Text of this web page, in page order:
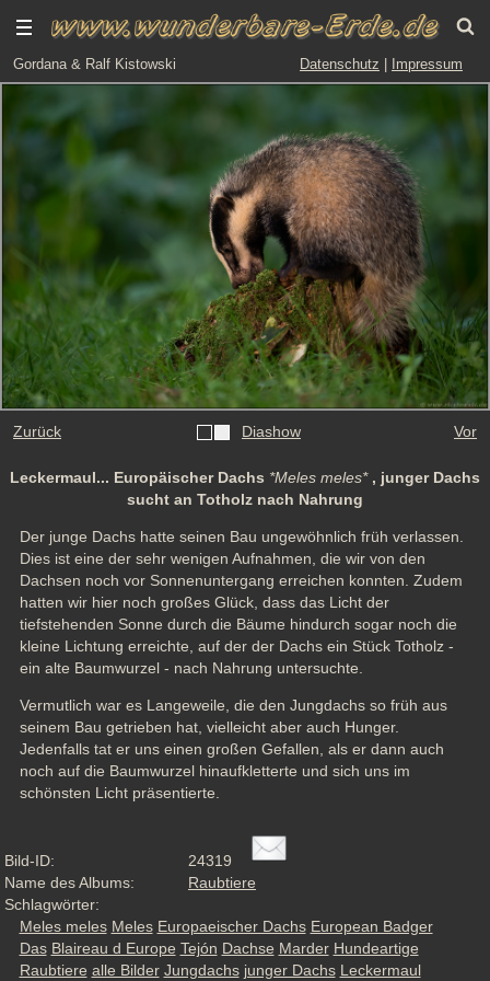
Gordana & Ralf Kistowski Datenschutz Impressum
Zurück Diashow Vor
Leckermaul... Europäischer Dachs *Meles meles*, junger Dachs
sucht an Totholz nach Nahrung
Der junge Dachs hatte seinen Bau ungewöhnlich früh verlassen.
Dies ist eine der sehr wenigen Aufnahmen, die wir von den
Dachsen noch vor Sonnenuntergang erreichen konnten. Zudem
hatten wir hier noch großes Glück, dass das Licht der
tiefstehenden Sonne durch die Bäume hindurch sogar noch die
kleine Lichtung erreichte, auf der der Dachs ein Stück Totholz -
ein alte Baumwurzel - nach Nahrung untersuchte.
Vermutlich war es Langeweile, die den Jungdachs so früh aus
seinem Bau getrieben hat, vielleicht aber auch Hunger.
Jedenfalls tat er uns einen großen Gefallen, als er dann auch
noch auf die Baumwurzel hinaufkletterte und sich uns im
schönsten Licht präsentierte.
Bild-ID:
24319
Name des Albums:
Raubtiere
Schlagwörter:
Meles meles Meles Europaeischer Dachs European Badger
Das Blaireau d Europe Tejón Dachse Marder Hundeartige
Raubtiere alle Bilder Jungdachs junger Dachs Leckermaul